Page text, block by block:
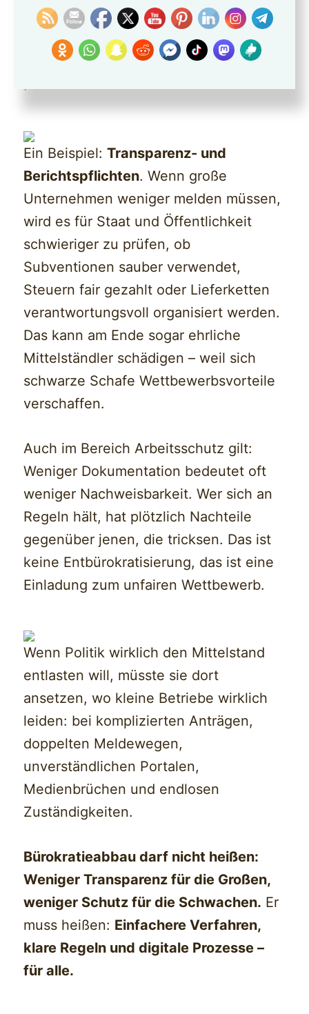
ausgerechnet die großen Akteure
noch weniger kontrolliert werden,
während kleine Betriebe weiterhin im
Papierkrieg stecken.
Ein Beispiel:Transparenz- und
Berichtspflichten. Wenn große
Unternehmen weniger melden müssen,
wird es für Staat und Öffentlichkeit
schwieriger zu prüfen, ob
Subventionen sauber verwendet,
Steuern fair gezahlt oder Lieferketten
verantwortungsvoll organisiert werden.
Das kann am Ende sogar ehrliche
Mittelständler schädigen – weil sich
schwarze Schafe Wettbewerbsvorteile
verschaffen.
Auch im Bereich Arbeitsschutz gilt:
Weniger Dokumentation bedeutet oft
weniger Nachweisbarkeit. Wer sich an
Regeln hält, hat plötzlich Nachteile
gegenüber jenen, die tricksen. Das ist
keine Entbürokratisierung, das ist eine
Einladung zum unfairen Wettbewerb.
Wenn Politik wirklich den Mittelstand
entlasten will, müsste sie dort
ansetzen, wo kleine Betriebe wirklich
leiden: bei komplizierten Anträgen,
doppelten Meldewegen,
unverständlichen Portalen,
Medienbrüchen und endlosen
Zuständigkeiten.
Bürokratieabbau darf nicht heißen:
Weniger Transparenz für die Großen,
weniger Schutz für die Schwachen. Er
muss heißen: Einfachere Verfahren,
klare Regeln und digitale Prozesse –
für alle.